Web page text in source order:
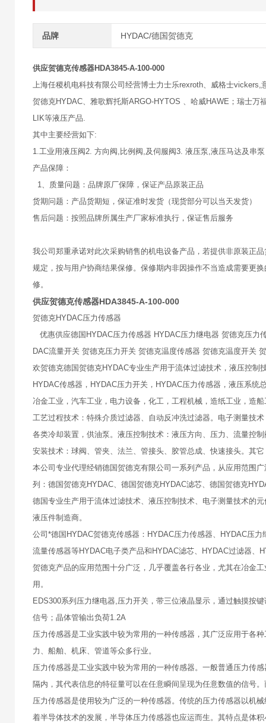
品牌 HYDAC/德国贺德克
供应贺德克传感器HDA3845-A-100-000
上海任稷机电科技有限公司经营博士力士乐rexroth、威格士
贺德克HYDAC、雅歌辉托斯ARGO-HYTOS 、哈威HAWE；瑞士
LIK等液压产品.
其中主要经营如下:
1.工业用液压阀2. 方向阀,比例阀,及伺服阀3. 液压泵,液压马达及串
产品保障：
1、质量问题：品牌原厂保障，保证产品原装正品
货期问题：产品货期短，保证准时发货（现货部分可以当天发货）
售后问题：按照品牌所属生产厂家标准执行，保证售后服务
我公司郑重承诺对此次采购销售的机电设备产品，若提供非原装正
规定，按与用户协商结果保修。保修期内非因操作不当造成需要更
修。
供应贺德克传感器HDA3845-A-100-000
贺德克HYDAC压力传感器
优惠供应德国HYDAC压力传感器 HYDAC压力继电器 贺德克压力
DAC流量开关 贺德克压力开关 贺德克温度传感器 贺德克温度开关
欢贺德克德国贺德克HYDAC专业生产用于流体过滤技术，液压控
HYDAC传感器，HYDAC压力开关，HYDAC压力传感器，液压系
冶金工业，汽车工业，电力设备，化工，工程机械，造纸工业，造
工艺过程技术：特殊介质过滤器、自动反冲洗过滤器。电子测量技
各类冷却装置，供油泵。液压控制技术：液压方向、压力、流量控
安装技术：球阀、管夹、法兰、管接头、胶管总成、快速接头。其
本公司专业代理经销德国贺德克有限公司一系列产品，从应用范围
列：德国贺德克HYDAC、德国贺德克HYDAC滤芯、德国贺德克
德国专业生产用于流体过滤技术、液压控制技术、电子测量技术的
液压件制造商。
公司*德国HYDAC贺德克传感器：HYDAC压力传感器、HYDAC压
流量传感器等HYDAC电子类产品和HYDAC滤芯、HYDAC过滤器
贺德克产品的应用范围十分广泛，几乎覆盖各行各业，尤其在冶金
用。
EDS300系列压力继电器,压力开关，带三位液晶显示，通过触摸按
信号；晶体管输出负荷1.2A
压力传感器是工业实践中较为常用的一种传感器，其广泛应用于各
力、船舶、机床、管道等众多行业。
压力传感器是工业实践中较为常用的一种传感器。一般普通压力传
隔内，其代表信息的特征量可以在任意瞬间呈现为任意数值的信号
压力传感器是使用较为广泛的一种传感器。传统的压力传感器以机
着半导体技术的发展，半导体压力传感器也应运而生。其特点是体